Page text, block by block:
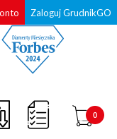
Zaloguj GrudnikGO
0